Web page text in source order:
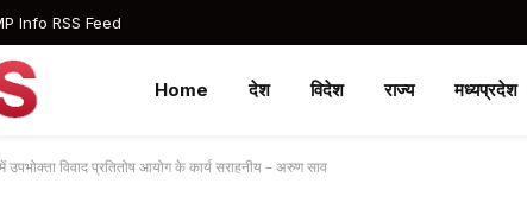
Info RSS Feed
Home देश विदेश राज्य मध्यप्रदेश
उपभोक्ता विवाद प्रतितोष आयोग के कार्य सराहनीय – अरुण साव